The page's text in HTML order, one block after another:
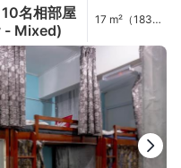
名相部屋
- Mixed)
17 m²（183